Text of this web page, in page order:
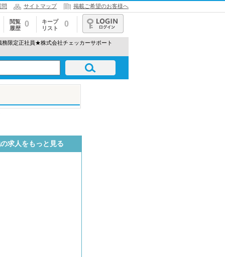
問 サイトマップ 掲載ご希望のお客様へ
閲覧
履歴
0
キープ
リスト
0
ログイン
務限定正社員★株式会社チェッカーサポート
求人をもっと見る